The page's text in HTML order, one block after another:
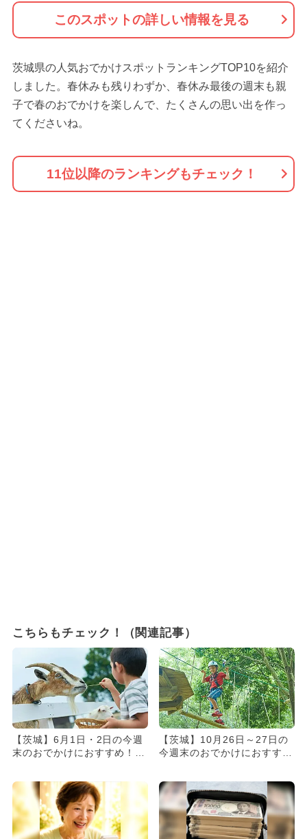
このスポットの詳しい情報を見る
茨城県の人気おでかけスポットランキングTOP10を紹介
しました。春休みも残りわずか、春休み最後の週末も親
子で春のおでかけを楽しんで、たくさんの思い出を作っ
てくださいね。
11位以降のランキングもチェック！
こちらもチェック！（関連記事）
【茨城】6月1日・2日の今週
末のおでかけにおすすめ！人
【茨城】10月26日～27日の
今週末のおでかけにおすす